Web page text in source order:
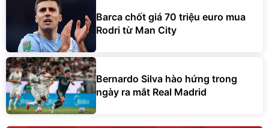
Barca chốt giá 70 triệu euro mua
Rodri từ Man City
Bernardo Silva hào hứng trong
ngày ra mắt Real Madrid